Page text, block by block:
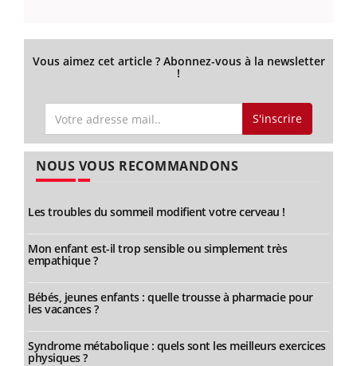
Vous aimez cet article ? Abonnez-vous à la newsletter
!
S'inscrire
NOUS VOUS RECOMMANDONS
Les troubles du sommeil modifient votre cerveau !
Mon enfant est-il trop sensible ou simplement très
empathique ?
Bébés, jeunes enfants : quelle trousse à pharmacie pour
les vacances ?
Syndrome métabolique : quels sont les meilleurs exercices
physiques ?